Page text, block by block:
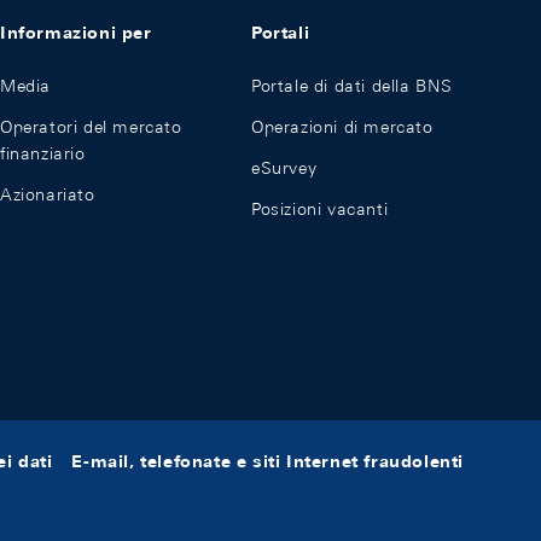
Informazioni per
Media
Operatori del mercato
finanziario
Azionariato
Portali
Portale di dati della BNS
Operazioni di mercato
eSurvey
Posizioni vacanti
dati E-mail, telefonate e siti Internet fraudolenti